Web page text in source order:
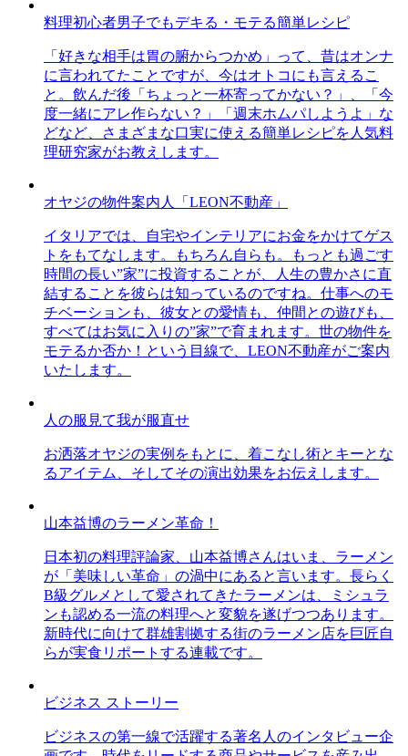
料理初心者男子でもデキる・モテる簡単レシピ
「好きな相手は胃の腑からつかめ」って、昔はオンナ
に言われてたことですが、今はオトコにも言えるこ
と。飲んだ後「ちょっと一杯寄ってかない？」、「今
度一緒にアレ作らない？」「週末ホムパしようよ」な
どなど、さまざまな口実に使える簡単レシピを人気料
理研究家がお教えします。
オヤジの物件案内人「LEON不動産」
イタリアでは、自宅やインテリアにお金をかけてゲス
トをもてなします。もちろん自らも。もっとも過ごす
時間の長い”家”に投資することが、人生の豊かさに直
結することを彼らは知っているのですね。仕事へのモ
チベーションも、彼女との愛情も、仲間との遊びも、
すべてはお気に入りの”家”で育まれます。世の物件を
モテるか否か！という目線で、LEON不動産がご案内
いたします。
人の服見て我が服直せ
お洒落オヤジの実例をもとに、着こなし術とキーとな
るアイテム、そしてその演出効果をお伝えします。
山本益博のラーメン革命！
日本初の料理評論家、山本益博さんはいま、ラーメン
が「美味しい革命」の渦中にあると言います。長らく
B級グルメとして愛されてきたラーメンは、ミシュラ
ンも認める一流の料理へと変貌を遂げつつあります。
新時代に向けて群雄割拠する街のラーメン店を巨匠自
らが実食リポートする連載です。
ビジネス ストーリー
ビジネスの第一線で活躍する著名人のインタビュー企